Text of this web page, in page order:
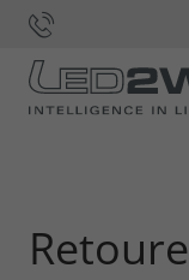
Home Kontakt
Retoure